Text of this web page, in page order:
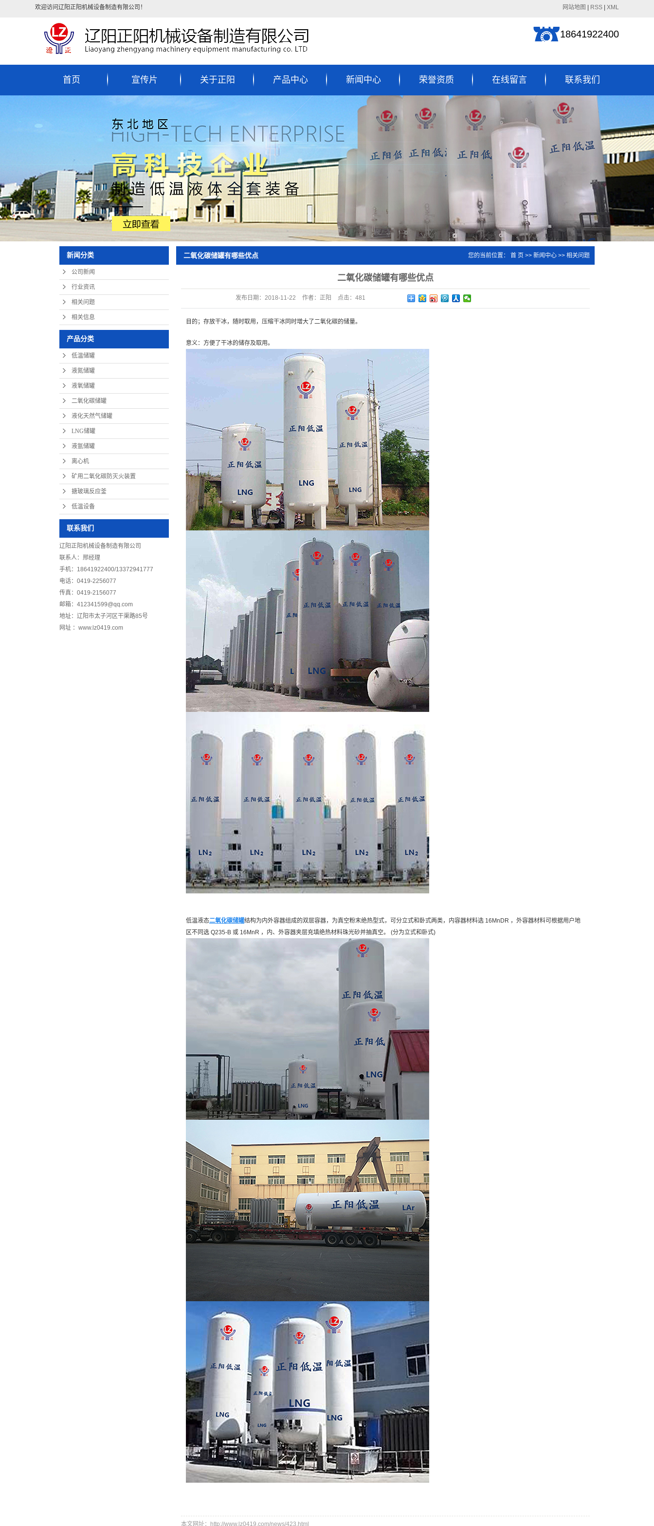
欢迎访问辽阳正阳机械设备制造有限公司！ 网站地图 RSS XML
18641922400
首页 宣传片 关于正阳
公司简介
产品中心
液氧储罐
二氧化碳储罐
液化天然气储罐
LNG储罐
离心机
低温设备
新闻中心
公司新闻
行业资讯
相关信息
荣誉资质 在线留言 联系我们
新闻分类
公司新闻
行业资讯
相关问题
相关信息
产品分类
低温储罐
液氮储罐
液氧储罐
二氧化碳储罐
液化天然气储罐
LNG储罐
液氩储罐
离心机
矿用二氧化碳防灭火装置
搪玻璃反应釜
低温设备
联系我们
辽阳正阳机械设备制造有限公司
联系人：邢经理
手机： 18641922400/13372941777
电话：0419-2256077
传真：0419-2156077
邮箱：412341599@qq.com
地址：辽阳市太子河区干渠路85号
网址 ：www.lz0419.com
二氧化碳储罐有哪些优点 您的当前位置： 首 页 >> 新闻中心 >> 相关问题
二氧化碳储罐有哪些优点
发布日期： 2018-11-22 作者： 正阳 点击： 481
目的；存放干冰，随时取用，压缩干冰同时增大了二氧化碳的储量。
意义：方便了干冰的储存及取用。
低温液态二氧化碳储罐结构为内外容器组成的双层容器，为真空粉末绝热型式，可分立式和卧式两类，内容器材料选 16MnDR ，外容器材料可根据用户地
区不同选 Q235-B 或 16MnR ，内、外容器夹层充填绝热材料珠光砂并抽真空。 (分为立式和卧式)
本文网址：http://www.lz0419.com/news/423.html